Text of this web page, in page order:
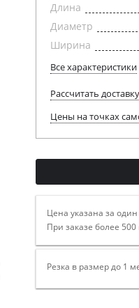
Длина
Диаметр
Ширина
Все характеристики
Рассчитать доставку
Цены на точках
Цена указана за
При заказе более
Резка в размер до 1